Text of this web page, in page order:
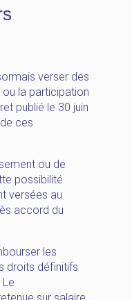
verser des
ou la participation
publié le 30 juin
ces
ou de
possibilité
versées au
accord du
les
droits définitifs